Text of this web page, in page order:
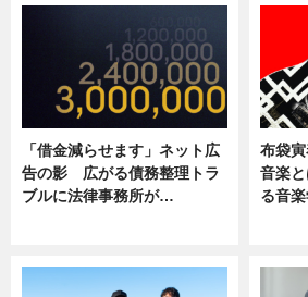
「借金減らせます」ネット広
告の影 広がる債務整理トラ
ブルに法律事務所が…
布袋
音楽
る音